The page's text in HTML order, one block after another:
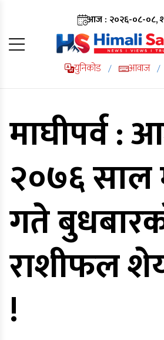
आज : २०२६-०८-०८,
युनिकोड / आवाज /
माघीपर्व :
२०७६ साल
गते
राशीफल
!